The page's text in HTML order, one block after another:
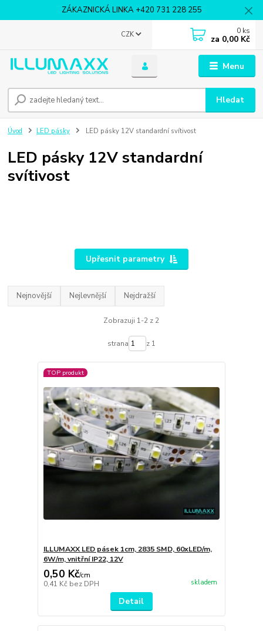
ZÁKAZNICKÁ LINKA +420 731 228 255
Menu
CZK
Hledat
0 ks
za 0,00 Kč
Úvod LED pásky LED pásky 12V standardní svítivost
LED pásky 12V standardní
svítivost
Upřesnit parametry
Nejnovější Nejlevnější Nejdražší
Zobrazuji 1-2 z 2
strana z 1
TOP produkt
ILLUMAXX LED pásek 1cm, 2835 SMD, 60xLED/m,
6W/m, vnitřní IP22, 12V
0,50 Kč/cm
0,41 Kč bez DPH skladem
Detail